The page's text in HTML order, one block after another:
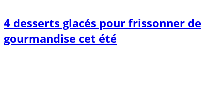
4 desserts glacés pour frissonner de
gourmandise cet été